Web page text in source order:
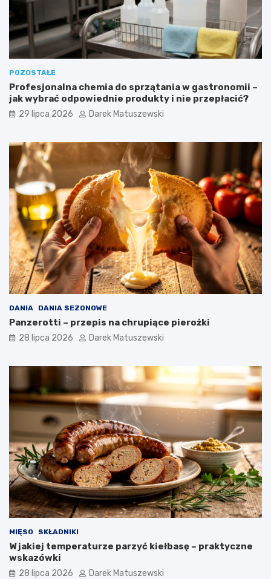
POZOSTAŁE
Profesjonalna chemia do sprzątania w gastronomii –
jak wybrać odpowiednie produkty i nie przepłacić?
29 lipca 2026 Darek Matuszewski
DANIA DANIA SEZONOWE
Panzerotti – przepis na chrupiące pierożki
28 lipca 2026 Darek Matuszewski
MIĘSO SKŁADNIKI
W jakiej temperaturze parzyć kiełbasę – praktyczne
wskazówki
28 lipca 2026 Darek Matuszewski